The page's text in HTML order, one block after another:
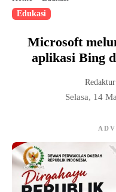
Edukasi
Microsoft
aplikasi Bing
Selasa, 14